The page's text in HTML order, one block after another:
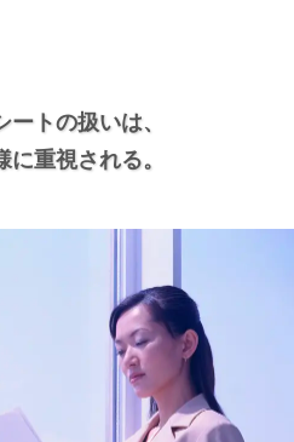
ートの扱いは、
に重視される。